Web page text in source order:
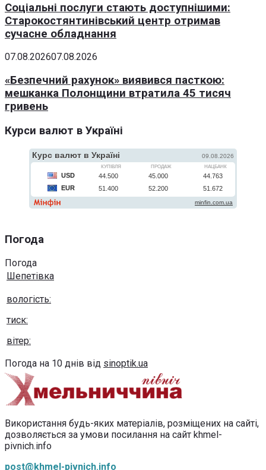
Соціальні послуги стають доступнішими:
Старокостянтинівський центр отримав
сучасне обладнання
07.08.202607.08.2026
«Безпечний рахунок» виявився пасткою:
мешканка Полонщини втратила 45 тисяч
гривень
Курси валют в Україні
Погода
Погода
Шепетівка
вологість:
тиск:
вітер:
Погода на 10 днів від sinoptik.ua
Використання будь-яких матеріалів, розміщених на сайті,
дозволяється за умови посилання на сайт khmel-
pivnich.info
post@khmel-pivnich.info